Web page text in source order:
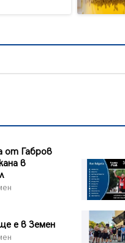
от Габров
в
е в Земен